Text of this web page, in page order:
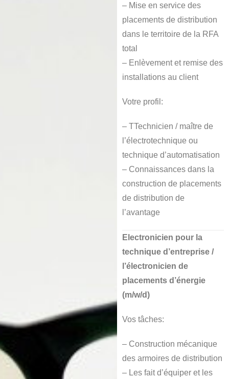
– Mise en service des
placements de distribution
dans le territoire de la RFA
total
– Enlèvement et remise des
installations au client
Votre profil:
– TTechnicien / maître de
l’électrotechnique ou
technique d’automatisation
– Connaissances dans la
construction de placements
de distribution de
l’avantage
Electronicien pour la
technique d’entreprise /
l’électronicien de
placements d’énergie
(m/w/d)
Vos tâches:
– Construction mécanique
des armoires de distribution
– Les fait d’équiper et les